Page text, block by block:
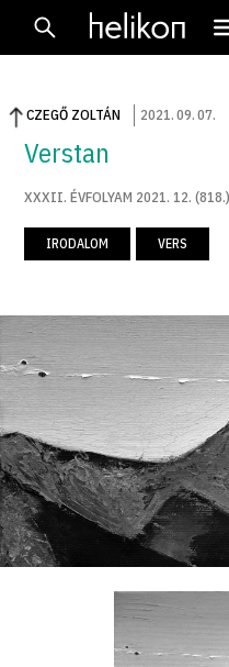
CZEGŐ ZOLTÁN 2021.09.07.
Verstan
XXXII. ÉVFOLYAM 2021. 12.
IRODALOM VERS